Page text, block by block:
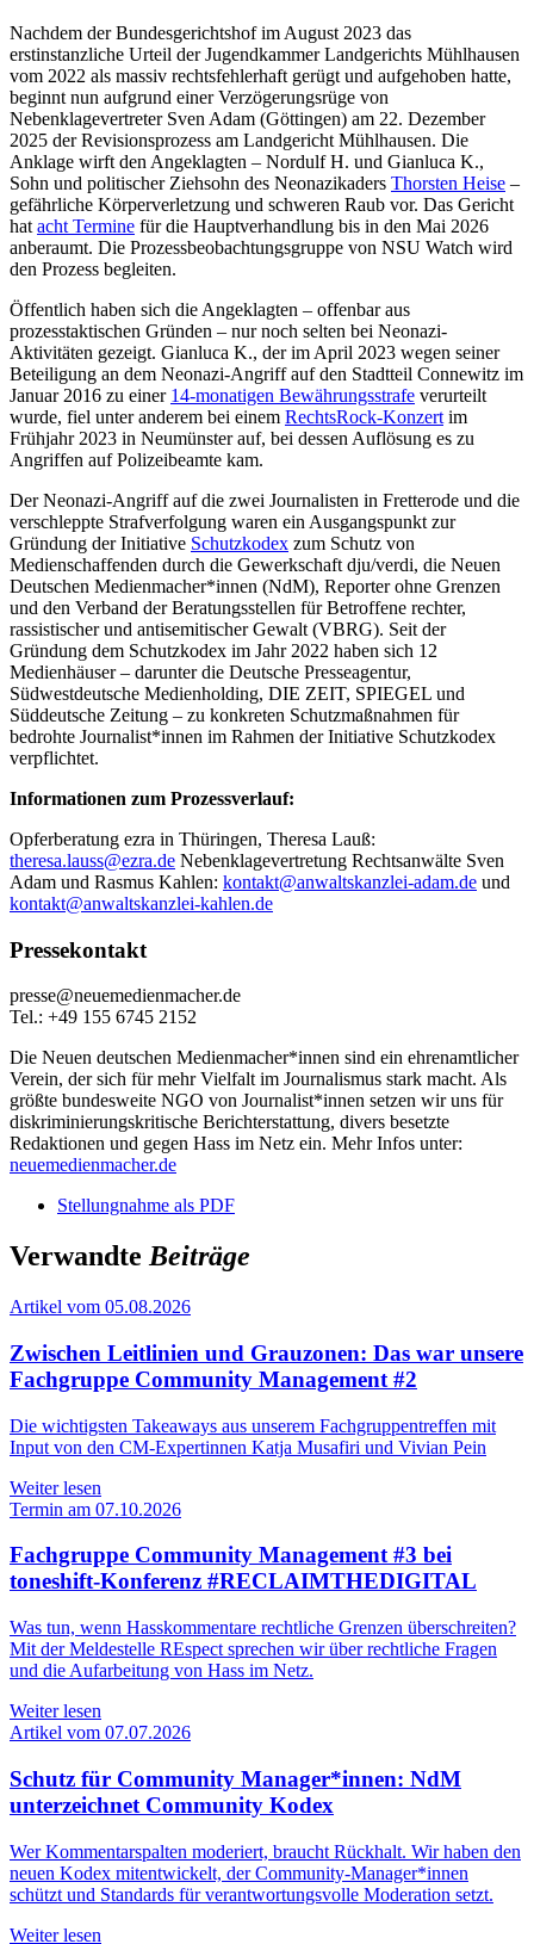
Nachdem der Bundesgerichtshof im August 2023 das
erstinstanzliche Urteil der Jugendkammer Landgerichts Mühlhausen
vom 2022 als massiv rechtsfehlerhaft gerügt und aufgehoben hatte,
beginnt nun aufgrund einer Verzögerungsrüge von
Nebenklagevertreter Sven Adam (Göttingen) am 22. Dezember
2025 der Revisionsprozess am Landgericht Mühlhausen. Die
Anklage wirft den Angeklagten – Nordulf H. und Gianluca K.,
Sohn und politischer Ziehsohn des Neonazikaders Thorsten Heise –
gefährliche Körperverletzung und schweren Raub vor. Das Gericht
hat acht Termine für die Hauptverhandlung bis in den Mai 2026
anberaumt. Die Prozessbeobachtungsgruppe von NSU Watch wird
den Prozess begleiten.
Öffentlich haben sich die Angeklagten – offenbar aus
prozesstaktischen Gründen – nur noch selten bei Neonazi-
Aktivitäten gezeigt. Gianluca K., der im April 2023 wegen seiner
Beteiligung an dem Neonazi-Angriff auf den Stadtteil Connewitz im
Januar 2016 zu einer 14-monatigen Bewährungsstrafe verurteilt
wurde, fiel unter anderem bei einem RechtsRock-Konzert im
Frühjahr 2023 in Neumünster auf, bei dessen Auflösung es zu
Angriffen auf Polizeibeamte kam.
Der Neonazi-Angriff auf die zwei Journalisten in Fretterode und die
verschleppte Strafverfolgung waren ein Ausgangspunkt zur
Gründung der Initiative Schutzkodex zum Schutz von
Medienschaffenden durch die Gewerkschaft dju/verdi, die Neuen
Deutschen Medienmacher*innen (NdM), Reporter ohne Grenzen
und den Verband der Beratungsstellen für Betroffene rechter,
rassistischer und antisemitischer Gewalt (VBRG). Seit der
Gründung dem Schutzkodex im Jahr 2022 haben sich 12
Medienhäuser – darunter die Deutsche Presseagentur,
Südwestdeutsche Medienholding, DIE ZEIT, SPIEGEL und
Süddeutsche Zeitung – zu konkreten Schutzmaßnahmen für
bedrohte Journalist*innen im Rahmen der Initiative Schutzkodex
verpflichtet.
Informationen zum Prozessverlauf:
Opferberatung ezra in Thüringen, Theresa Lauß:
theresa.lauss@ezra.de Nebenklagevertretung Rechtsanwälte Sven
Adam und Rasmus Kahlen: kontakt@anwaltskanzlei-adam.de und
kontakt@anwaltskanzlei-kahlen.de
Pressekontakt
presse@neuemedienmacher.de
Tel.: +49 155 6745 2152
Die Neuen deutschen Medienmacher*innen sind ein ehrenamtlicher
Verein, der sich für mehr Vielfalt im Journalismus stark macht. Als
größte bundesweite NGO von Journalist*innen setzen wir uns für
diskriminierungskritische Berichterstattung, divers besetzte
Redaktionen und gegen Hass im Netz ein. Mehr Infos unter:
neuemedienmacher.de
Stellungnahme als PDF
VerwandteBeiträge
Artikel vom 05.08.2026
Zwischen Leitlinien und Grauzonen: Das war unsere
Fachgruppe Community Management #2
Die wichtigsten Takeaways aus unserem Fachgruppentreffen mit
Input von den CM-Expertinnen Katja Musafiri und Vivian Pein
Weiter lesen
Termin am 07.10.2026
Fachgruppe Community Management #3 bei
toneshift-Konferenz #RECLAIMTHEDIGITAL
Was tun, wenn Hasskommentare rechtliche Grenzen überschreiten?
Mit der Meldestelle REspect sprechen wir über rechtliche Fragen
und die Aufarbeitung von Hass im Netz.
Weiter lesen
Artikel vom 07.07.2026
Schutz für Community Manager*innen: NdM
unterzeichnet Community Kodex
Wer Kommentarspalten moderiert, braucht Rückhalt. Wir haben den
neuen Kodex mitentwickelt, der Community-Manager*innen
schützt und Standards für verantwortungsvolle Moderation setzt.
Weiter lesen